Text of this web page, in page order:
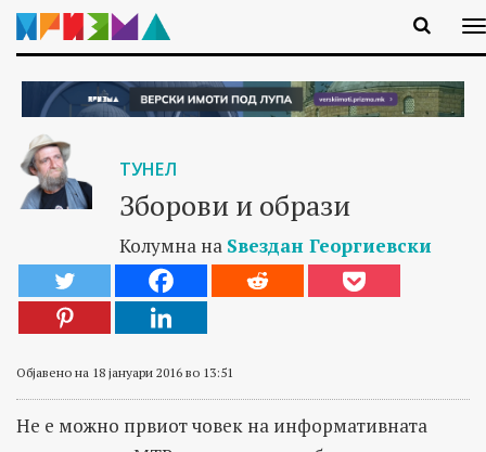
ТУНЕЛ
Зборови и образи
Колумна на Ѕвездан Георгиевски
Објавено на 18 јануари 2016 во 13:51
Не е можно првиот човек на информативната